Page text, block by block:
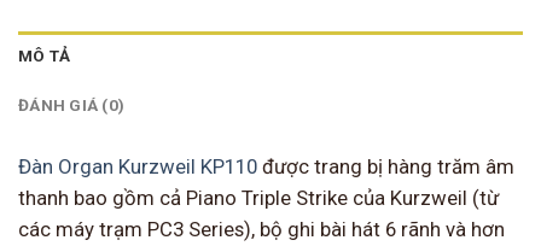
MÔ TẢ
ĐÁNH GIÁ (0)
Đàn Organ Kurzweil KP110 được trang bị hàng trăm âm
thanh bao gồm cả Piano Triple Strike của Kurzweil (từ
các máy trạm PC3 Series), bộ ghi bài hát 6 rãnh và hơn